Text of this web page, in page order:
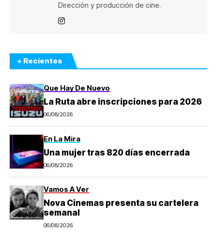
Dirección y producción de cine.
+ Recientes
Que Hay De Nuevo
La Ruta abre inscripciones para 2026
06/08/2026
En La Mira
Una mujer tras 820 días encerrada
06/08/2026
Vamos A Ver
Nova Cinemas presenta su cartelera
semanal
06/08/2026